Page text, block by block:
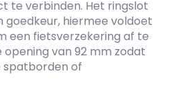
te verbinden. Het ringslot
goedkeur, hiermee voldoet
een fietsverzekering af te
van 92 mm zodat
spatborden of